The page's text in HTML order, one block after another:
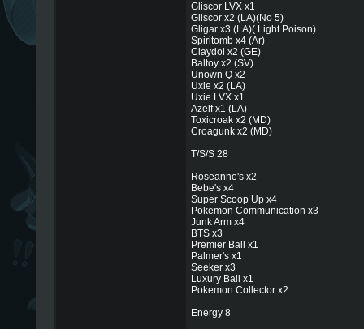
Gliscor LVX x1
Gliscor x2 (LA)(No 5)
Gligar x3 (LA)( Light Poison)
Spiritomb x4 (Ar)
Claydol x2 (GE)
Baltoy x2 (SV)
Unown Q x2
Uxie x2 (LA)
Uxie LVX x1
Azelf x1 (LA)
Toxicroak x2 (MD)
Croagunk x2 (MD)
T/S/S 28
Roseanne's x2
Bebe's x4
Super Scoop Up x4
Pokemon Communication x3
Junk Arm x4
BTS x3
Premier Ball x1
Palmer's x1
Seeker x3
Luxury Ball x1
Pokemon Collector x2
Energy 8